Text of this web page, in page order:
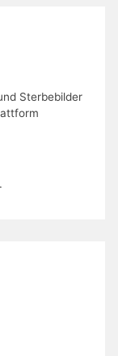
Sterbebilder